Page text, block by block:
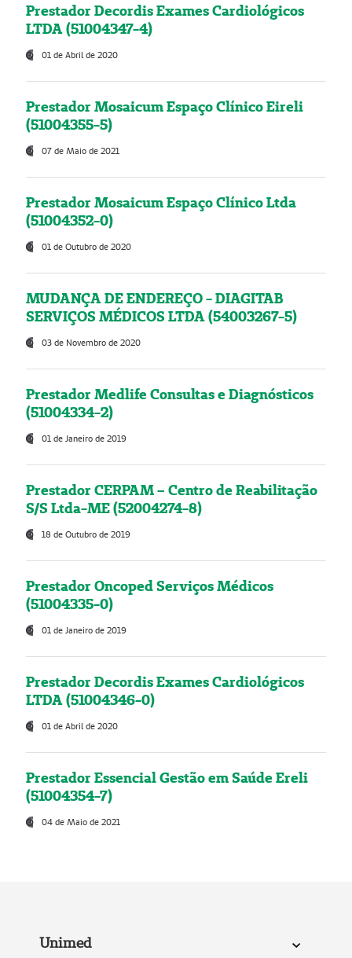
Prestador Decordis Exames Cardiológicos
LTDA (51004347-4)
01 de Abril de 2020
Prestador Mosaicum Espaço Clínico Eireli
(51004355-5)
07 de Maio de 2021
Prestador Mosaicum Espaço Clínico Ltda
(51004352-0)
01 de Outubro de 2020
MUDANÇA DE ENDEREÇO - DIAGITAB
SERVIÇOS MÉDICOS LTDA (54003267-5)
03 de Novembro de 2020
Prestador Medlife Consultas e Diagnósticos
(51004334-2)
01 de Janeiro de 2019
Prestador CERPAM – Centro de Reabilitação
S/S Ltda-ME (52004274-8)
18 de Outubro de 2019
Prestador Oncoped Serviços Médicos
(51004335-0)
01 de Janeiro de 2019
Prestador Decordis Exames Cardiológicos
LTDA (51004346-0)
01 de Abril de 2020
Prestador Essencial Gestão em Saúde Ereli
(51004354-7)
04 de Maio de 2021
Unimed